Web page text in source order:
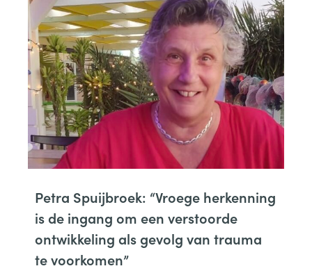
Petra Spuijbroek: “Vroege herkenning
is de ingang om een verstoorde
ontwikkeling als gevolg van trauma
te voorkomen”